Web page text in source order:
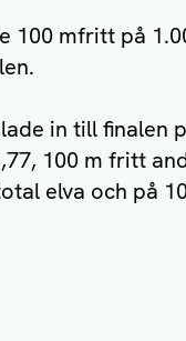
100 mfritt på
in till finalen
100 m fritt
elva och på